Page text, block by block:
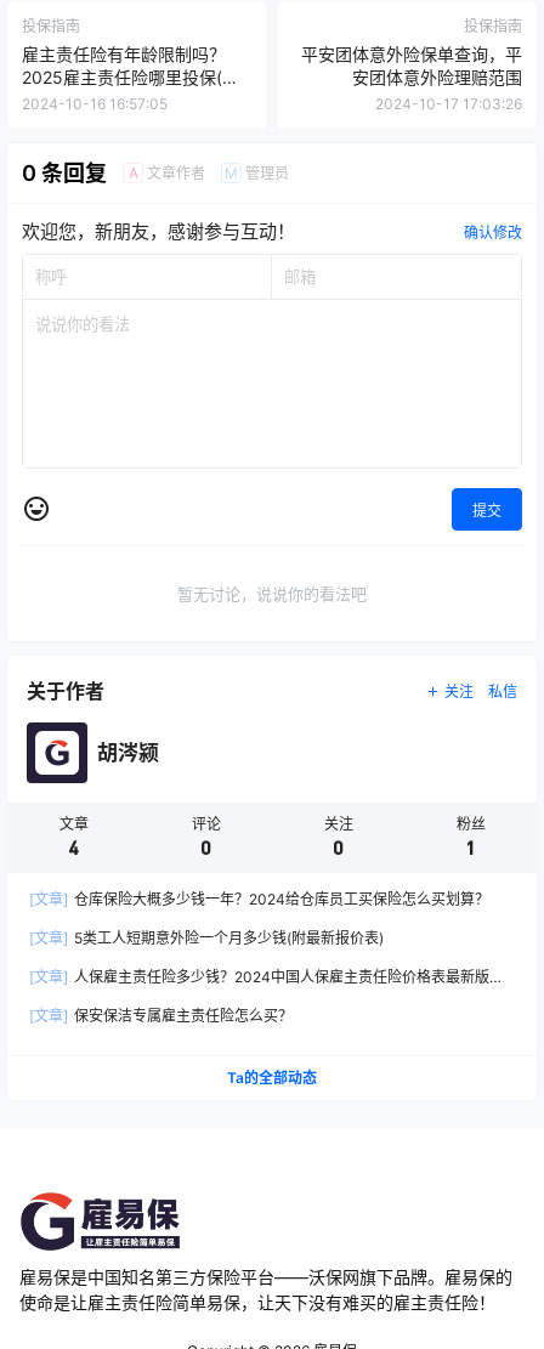
投保指南
雇主责任险有年龄限制吗？
2025雇主责任险哪里投保(附
价格表)
2024-10-16 16:57:05
投保指南
平安团体意外险保单查询，平
安团体意外险理赔范围
2024-10-17 17:03:26
0 条回复 A 文章作者 M 管理员
欢迎您，新朋友，感谢参与互动！ 确认修改
提交
暂无讨论，说说你的看法吧
关于作者 关注 私信
胡涔颍
文章
4
评论
0
关注
0
粉丝
1
[文章] 仓库保险大概多少钱一年？2024给仓库员工买保险怎么买划算？
[文章] 5类工人短期意外险一个月多少钱(附最新报价表)
[文章] 人保雇主责任险多少钱？2024中国人保雇主责任险价格表最新版查
[文章] 保安保洁专属雇主责任险怎么买？
Ta的全部动态
雇易保是中国知名第三方保险平台——沃保网旗下品牌。雇易保的
使命是让雇主责任险简单易保，让天下没有难买的雇主责任险！